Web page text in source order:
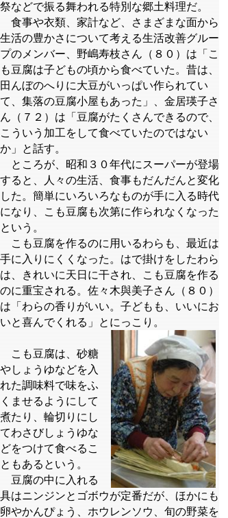
祭などで振る舞われる特別な郷土料理だ。
食事や衣類、家計など、さまざまな面から
生活の豊かさについて考える生活改善グルー
プのメンバー、野嶋寿枝さん（８０）は「こ
も豆腐は子どもの頃から食べていた。昔は、
田んぼのへりに大豆がいっぱい作られてい
て、集落の豆腐小屋もあった」、金居瑛子さ
ん（７２）は「豆腐がたくさんできるので、
こういう加工をして食べていたのではない
か」と話す。
ところが、昭和３０年代にスーパーが登場
すると、人々の生活、食事もだんだんと変化
した。簡単にいろいろなものが手に入る時代
になり、こも豆腐も次第に作られなくなった
という。
こも豆腐を作るのに用いるわらも、最近は
手に入りにくくなった。はで掛けをしたわら
は、きれいに天日に干され、こも豆腐を作る
のに重宝される。佐々木與美子さん（８０）
は「わらの香りがいい。子どもも、いいにお
いと喜んでくれる」とにっこり。
こも豆腐は、砂糖
やしょうゆなどを入
れた調味料で味をふ
くませるようにして
煮たり、輪切りにし
てわさびしょうゆな
どをつけて食べるこ
ともあるという。
豆腐の中に入れる
具はニンジンとゴボウが定番だが、ほかにも
卵やかんぴょう、ホウレンソウ、旬の野菜を